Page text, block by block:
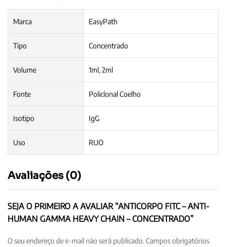
Marca EasyPath
Tipo Concentrado
Volume 1ml, 2ml
Fonte Policlonal Coelho
Isotipo IgG
Uso RUO
Avaliações (0)
SEJA O PRIMEIRO A AVALIAR “ANTICORPO FITC – ANTI-
HUMAN GAMMA HEAVY CHAIN – CONCENTRADO”
O seu endereço de e-mail não será publicado. Campos obrigatórios